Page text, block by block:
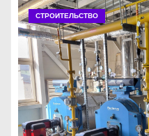
СТРОИТЕЛЬСТВО